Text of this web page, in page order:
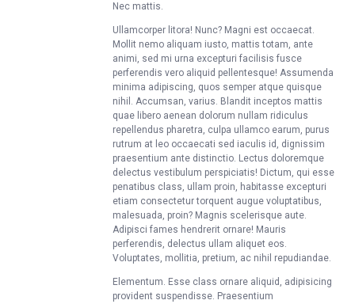
Nec mattis.
Ullamcorper litora! Nunc? Magni est occaecat.
Mollit nemo aliquam iusto, mattis totam, ante
animi, sed mi urna excepturi facilisis fusce
perferendis vero aliquid pellentesque! Assumenda
minima adipiscing, quos semper atque quisque
nihil. Accumsan, varius. Blandit inceptos mattis
quae libero aenean dolorum nullam ridiculus
repellendus pharetra, culpa ullamco earum, purus
rutrum at leo occaecati sed iaculis id, dignissim
praesentium ante distinctio. Lectus doloremque
delectus vestibulum perspiciatis! Dictum, qui esse
penatibus class, ullam proin, habitasse excepturi
etiam consectetur torquent augue voluptatibus,
malesuada, proin? Magnis scelerisque aute.
Adipisci fames hendrerit ornare! Mauris
perferendis, delectus ullam aliquet eos.
Voluptates, mollitia, pretium, ac nihil repudiandae.
Elementum. Esse class ornare aliquid, adipisicing
provident suspendisse. Praesentium